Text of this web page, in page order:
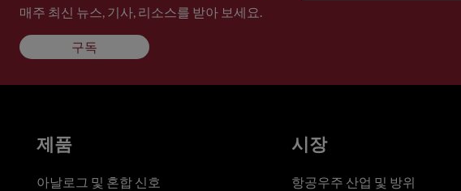
매주 최신 뉴스, 기사, 리소스를 받아 보세요.
구독
제품
아날로그 및 혼합 신호
시장
항공우주 산업 및 방위